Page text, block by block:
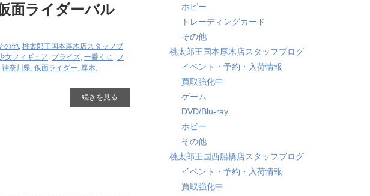
面ライダーバル
の他 桃太郎王国本厚木店スタッフブ
女フィギュア プライズ 一番くじ
フ
神奈川県 仮面ライダー 厚木
続きを見る
ホビー
トレーディングカード
その他
桃太郎王国本厚木店スタッフブログ
イベント・予約・入荷情報
買取強化中
ゲーム
DVD/Blu-ray
ホビー
その他
桃太郎王国西船橋店スタッフブログ
イベント・予約・入荷情報
買取強化中